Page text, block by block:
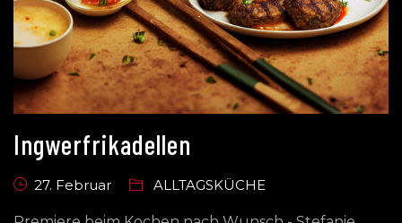
Ingwerfrikadellen
27. Februar ALLTAGSKÜCHE